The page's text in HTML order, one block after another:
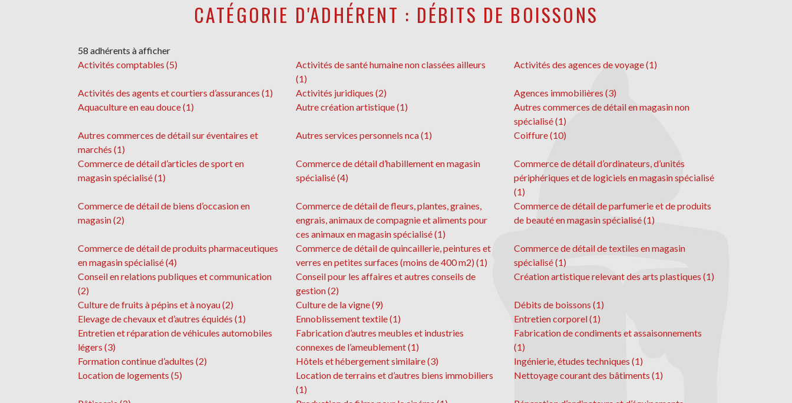
CATÉGORIE D'ADHÉRENT : DÉBITS DE BOISSONS
58 adhérents à afficher
Activités comptables (5)
Activités de santé humaine non classées ailleurs
(1)
Activités des agences de voyage (1)
Activités des agents et courtiers d’assurances (1) Activités juridiques (2)
Agences immobilières (3)
Aquaculture en eau douce (1)
Autre création artistique (1)
Autres commerces de détail en magasin non
spécialisé (1)
Autres commerces de détail sur éventaires et
marchés (1)
Autres services personnels nca (1) Coiffure (10)
Commerce de détail d’articles de sport en
magasin spécialisé (1)
Commerce de détail d’habillement en magasin
spécialisé (4)
Commerce de détail d’ordinateurs, d’unités
périphériques et de logiciels en magasin spécialisé
(1)
Commerce de détail de biens d’occasion en
magasin (2)
Commerce de détail de fleurs, plantes, graines,
engrais, animaux de compagnie et aliments pour
ces animaux en magasin spécialisé (1)
Commerce de détail de parfumerie et de produits
de beauté en magasin spécialisé (1)
Commerce de détail de produits pharmaceutiques
en magasin spécialisé (4)
Commerce de détail de quincaillerie, peintures et
verres en petites surfaces (moins de 400 m2) (1)
Commerce de détail de textiles en magasin
spécialisé (1)
Conseil en relations publiques et communication
(2)
Conseil pour les affaires et autres conseils de
gestion (2)
Création artistique relevant des arts plastiques (1)
Culture de fruits à pépins et à noyau (2) Culture de la vigne (9)
Débits de boissons (1)
Elevage de chevaux et d’autres équidés (1)
Ennoblissement textile (1)
Entretien corporel (1)
Entretien et réparation de véhicules automobiles
légers (3)
Fabrication d’autres meubles et industries
connexes de l’ameublement (1)
Fabrication de condiments et assaisonnements
(1)
Formation continue d’adultes (2)
Hôtels et hébergement similaire (3)
Ingénierie, études techniques (1)
Location de logements (5)
Location de terrains et d’autres biens immobiliers
(1)
Nettoyage courant des bâtiments (1)